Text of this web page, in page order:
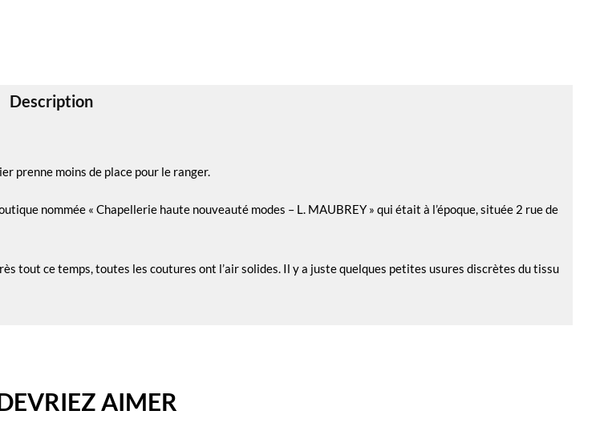
Description
prenne moins de place pour le ranger.
nommée « Chapellerie haute nouveauté modes – L. MAUBREY » qui était à l’époque, située 2 rue de
tout ce temps, toutes les coutures ont l’air solides. Il y a juste quelques petites usures discrètes du tissu
AIMER